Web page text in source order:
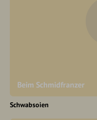
Beim Schmidfranzer
Schwabsoien